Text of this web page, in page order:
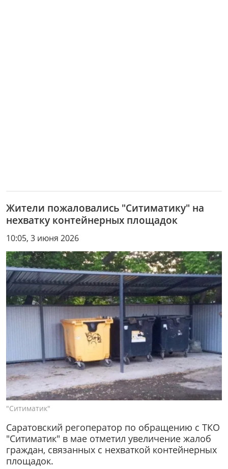
Жители пожаловались "Ситиматику" на
нехватку контейнерных площадок
10:05, 3 июня 2026
"Ситиматик"
Саратовский регоператор по обращению с ТКО
"Ситиматик" в мае отметил увеличение жалоб
граждан, связанных с нехваткой контейнерных
площадок.